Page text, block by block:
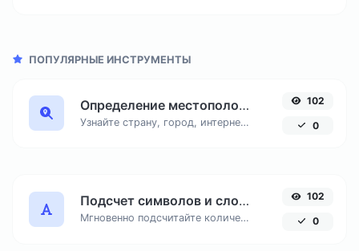
ПОПУЛЯРНЫЕ ИНСТРУМЕНТЫ
Определение местоположения по IP адресу
Узнайте страну, город, интернет-провайдера и часовой пояс любого IP-адреса онлайн. Бесплатный инструмент для точной геолокации по IP.
102
0
Подсчет символов и слов онлайн
Мгновенно подсчитайте количество знаков с пробелами и без, число слов и строк в вашем тексте для SEO и копирайтинга.
102
0